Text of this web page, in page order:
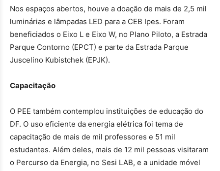
Nos espaços abertos, houve a doação de mais de 2,5 mil
luminárias e lâmpadas LED para a CEB Ipes. Foram
beneficiados o Eixo L e Eixo W, no Plano Piloto, a Estrada
Parque Contorno (EPCT) e parte da Estrada Parque
Juscelino Kubistchek (EPJK).
Capacitação
O PEE também contemplou instituições de educação do
DF. O uso eficiente da energia elétrica foi tema de
capacitação de mais de mil professores e 51 mil
estudantes. Além deles, mais de 12 mil pessoas visitaram
o Percurso da Energia, no Sesi LAB, e a unidade móvel